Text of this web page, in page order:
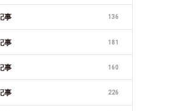
事 136
事 181
事 160
事 226